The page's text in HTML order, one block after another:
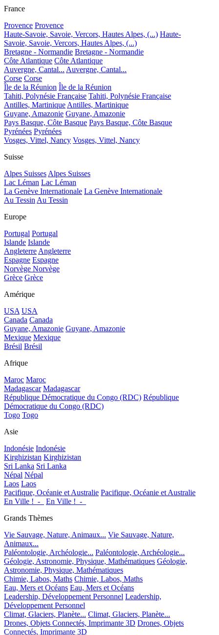
France
Provence Provence
Haute-Savoie, Savoie, Vercors, Hautes Alpes, (...) Haute-
Savoie, Savoie, Vercors, Hautes Alpes, (...)
Bretagne - Normandie Bretagne - Normandie
Côte Atlantique Côte Atlantique
Auvergne, Cantal... Auvergne, Cantal...
Corse Corse
Île de la Réunion Île de la Réunion
Tahiti, Polynésie Française Tahiti, Polynésie Française
Antilles, Martinique Antilles, Martinique
Guyane, Amazonie Guyane, Amazonie
Pays Basque, Côte Basque Pays Basque, Côte Basque
Pyrénées Pyrénées
Vosges, Vittel, Nancy Vosges, Vittel, Nancy
Suisse
Alpes Suisses Alpes Suisses
Lac Léman Lac Léman
La Genève Internationale La Genève Internationale
Au Tessin Au Tessin
Europe
Portugal Portugal
Islande Islande
Angleterre Angleterre
Espagne Espagne
Norvège Norvège
Grèce Grèce
Amérique
USA USA
Canada Canada
Guyane, Amazonie Guyane, Amazonie
Mexique Mexique
Brésil Brésil
Afrique
Maroc Maroc
Madagascar Madagascar
République Démocratique du Congo (RDC) République
Démocratique du Congo (RDC)
Togo Togo
Asie
Indonésie Indonésie
Kirghizistan Kirghizistan
Sri Lanka Sri Lanka
Népal Népal
Laos Laos
Pacifique, Océanie et Australie Pacifique, Océanie et Australie
En Ville !_-_
En Ville !_-_
Grands Thèmes
Vie Sauvage, Nature, Animaux... Vie Sauvage, Nature,
Animaux...
Paléontologie, Archéologie... Paléontologie, Archéologie...
Géologie, Astronomie, Physique, Mathématiques Géologie,
Astronomie, Physique, Mathématiques
Chimie, Labos, Maths Chimie, Labos, Maths
Eau, Mers et Océans Eau, Mers et Océans
Leadership, Développement Personnel Leadership,
Développement Personnel
Climat, Glaciers, Planète... Climat, Glaciers, Planète...
Drones, Objets Connectés, Imprimante 3D Drones, Objets
Connectés, Imprimante 3D